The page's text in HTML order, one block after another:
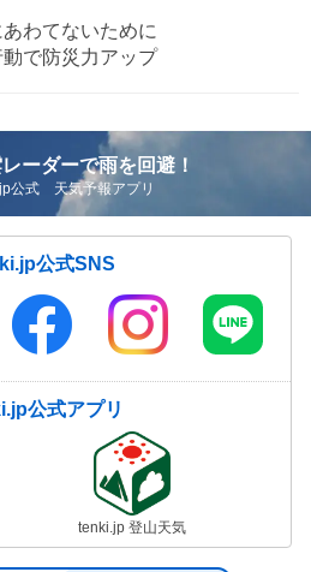
わてないために
で防災力アップ
ーダーで雨を回避！
公式 天気予報アプリ
公式SNS
公式アプリ
tenki.jp 登山天気